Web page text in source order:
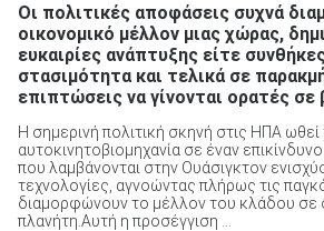
Οι πολιτικές αποφάσεις συχνά
οικονομικό μέλλον μιας χώρας,
ευκαιρίες ανάπτυξης είτε
στασιμότητα και τελικά σε
επιπτώσεις να γίνονται ορατές
Η σημερινή πολιτική σκηνή στις ΗΠΑ ωθεί
αυτοκινητοβιομηχανία σε έναν
που λαμβάνονται στην Ουάσιγκτον
τεχνολογίες, αγνοώντας πλήρως τις
διαμορφώνουν το μέλλον του κλάδου σε
πλανήτη.Αυτή η προσέγγιση ...